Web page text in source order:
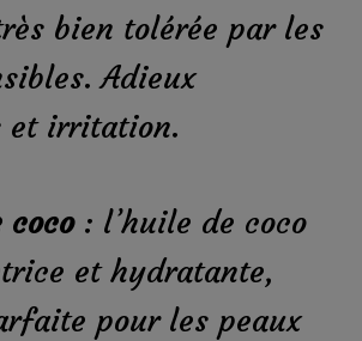
bien tolérée par les
Adieux
et irritation.
coco: l’huile de coco
et hydratante,
pour les peaux